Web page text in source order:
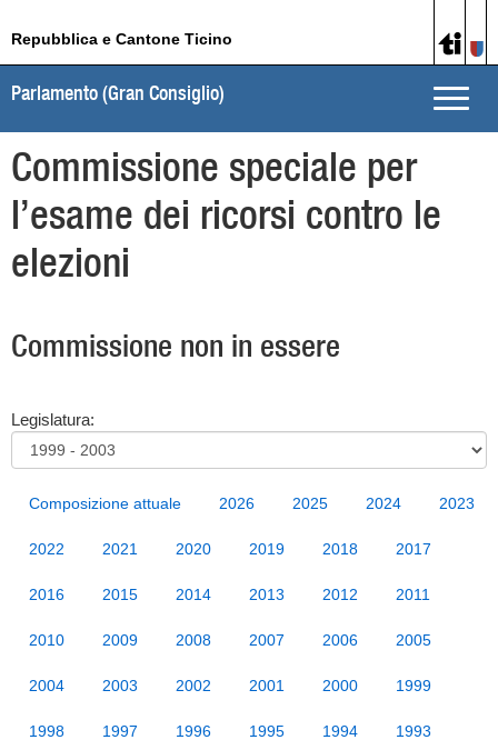
Repubblica e Cantone Ticino
Toggle
Parlamento (Gran Consiglio)
Commissione speciale per
l’esame dei ricorsi contro le
elezioni
Commissione non in essere
Legislatura:
Composizione attuale 2026 2025 2024 2023
2022 2021 2020 2019 2018 2017
2016 2015 2014 2013 2012 2011
2010 2009 2008 2007 2006 2005
2004 2003 2002 2001 2000 1999
1998 1997 1996 1995 1994 1993